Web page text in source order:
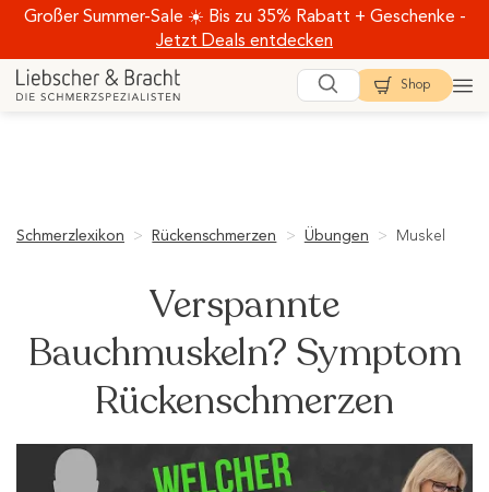
Zum
springen
Großer Summer-Sale ☀️ Bis zu 35% Rabatt + Geschenke -
Jetzt Deals entdecken
Shop
Schmerzlexikon > Rückenschmerzen > Übungen > Muskel
Verspannte
Bauchmuskeln? Symptom
Rückenschmerzen